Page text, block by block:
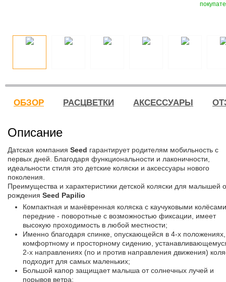
ОБЗОР РАСЦВЕТКИ АКСЕССУАРЫ
Описание
Датская компания Seed гарантирует родителям мобильность с
первых дней. Благодаря функциональности и лаконичности,
идеальности стиля это детские коляски и аксессуары нового
поколения.
Преимущества и характеристики детской коляски для малышей
рождения Seed Papilio
Компактная и манёвренная коляска с каучуковыми
передние - поворотные с возможностью фиксации, имеет
высокую проходимость в любой местности;
Именно благодаря спинке, опускающейся в 4-х положениях,
комфортному и просторному сидению,
2-х направлениях (по и против направления движения)
подходит для самых маленьких;
Большой капор защищает малыша от солнечных лучей и
порывов ветра;